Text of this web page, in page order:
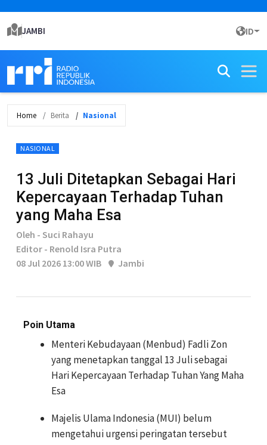
JAMBI ID
Home Berita Nasional
NASIONAL
13 Juli Ditetapkan Sebagai Hari
Kepercayaan Terhadap Tuhan
yang Maha Esa
Oleh - Suci Rahayu
Editor - Renold Isra Putra
08 Jul 2026 13:00 WIB
Jambi
Poin Utama
Menteri Kebudayaan (Menbud) Fadli Zon
yang menetapkan tanggal 13 Juli sebagai
Hari Kepercayaan Terhadap Tuhan Yang Maha
Esa
Majelis Ulama Indonesia (MUI) belum
mengetahui urgensi peringatan tersebut